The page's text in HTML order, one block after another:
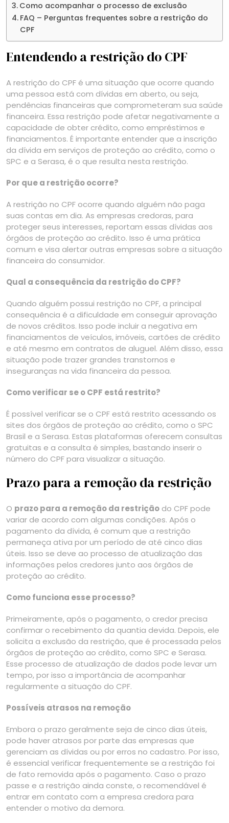
Como acompanhar o processo de exclusão
FAQ – Perguntas frequentes sobre a restrição do
CPF
Entendendo a restrição do CPF
A restrição do CPF é uma situação que ocorre quando
uma pessoa está com dívidas em aberto, ou seja,
pendências financeiras que comprometeram sua saúde
financeira. Essa restrição pode afetar negativamente a
capacidade de obter crédito, como empréstimos e
financiamentos. É importante entender que a inscrição
da dívida em serviços de proteção ao crédito, como o
SPC e a Serasa, é o que resulta nesta restrição.
Por que a restrição ocorre?
A restrição no CPF ocorre quando alguém não paga
suas contas em dia. As empresas credoras, para
proteger seus interesses, reportam essas dívidas aos
órgãos de proteção ao crédito. Isso é uma prática
comum e visa alertar outras empresas sobre a situação
financeira do consumidor.
Qual a consequência da restrição do CPF?
Quando alguém possui restrição no CPF, a principal
consequência é a dificuldade em conseguir aprovação
de novos créditos. Isso pode incluir a negativa em
financiamentos de veículos, imóveis, cartões de crédito
e até mesmo em contratos de aluguel. Além disso, essa
situação pode trazer grandes transtornos e
inseguranças na vida financeira da pessoa.
Como verificar se o CPF está restrito?
É possível verificar se o CPF está restrito acessando os
sites dos órgãos de proteção ao crédito, como o SPC
Brasil e a Serasa. Estas plataformas oferecem consultas
gratuitas e a consulta é simples, bastando inserir o
número do CPF para visualizar a situação.
Prazo para a remoção da restrição
O prazo para a remoção da restrição do CPF pode
variar de acordo com algumas condições. Após o
pagamento da dívida, é comum que a restrição
permaneça ativa por um período de até cinco dias
úteis. Isso se deve ao processo de atualização das
informações pelos credores junto aos órgãos de
proteção ao crédito.
Como funciona esse processo?
Primeiramente, após o pagamento, o credor precisa
confirmar o recebimento da quantia devida. Depois, ele
solicita a exclusão da restrição, que é processada pelos
órgãos de proteção ao crédito, como SPC e Serasa.
Esse processo de atualização de dados pode levar um
tempo, por isso a importância de acompanhar
regularmente a situação do CPF.
Possíveis atrasos na remoção
Embora o prazo geralmente seja de cinco dias úteis,
pode haver atrasos por parte das empresas que
gerenciam as dívidas ou por erros no cadastro. Por isso,
é essencial verificar frequentemente se a restrição foi
de fato removida após o pagamento. Caso o prazo
passe e a restrição ainda conste, o recomendável é
entrar em contato com a empresa credora para
entender o motivo da demora.